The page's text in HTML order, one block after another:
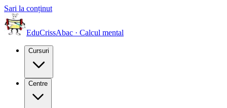
Sari la conținut
EduCrissAbac · Calcul mental
Cursuri
Centre